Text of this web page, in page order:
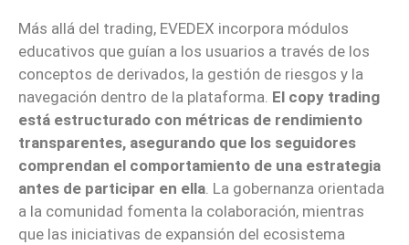
Más allá del trading, EVEDEX incorpora módulos
educativos que guían a los usuarios a través de los
conceptos de derivados, la gestión de riesgos y la
navegación dentro de la plataforma. El copy trading
está estructurado con métricas de rendimiento
transparentes, asegurando que los seguidores
comprendan el comportamiento de una estrategia
antes de participar en ella. La gobernanza orientada
a la comunidad fomenta la colaboración, mientras
que las iniciativas de expansión del ecosistema